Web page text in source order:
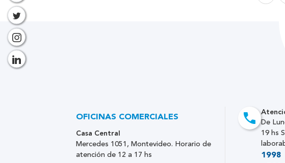
De
19 hs
1998
OFICINAS COMERCIALES
Casa Central
Mercedes 1051, Montevideo. Horario de
atención de 12 a 17 hs